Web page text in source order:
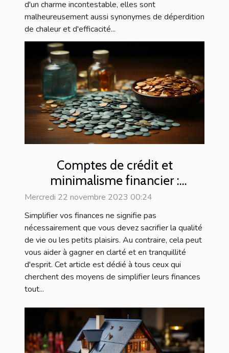
d'un charme incontestable, elles sont
malheureusement aussi synonymes de déperdition
de chaleur et d'efficacité...
Comptes de crédit et
minimalisme financier :
comment simplifier vos finances
Mercredi 22 novembre 2023 00:24
Simplifier vos finances ne signifie pas
nécessairement que vous devez sacrifier la qualité
de vie ou les petits plaisirs. Au contraire, cela peut
vous aider à gagner en clarté et en tranquillité
d'esprit. Cet article est dédié à tous ceux qui
cherchent des moyens de simplifier leurs finances
tout...